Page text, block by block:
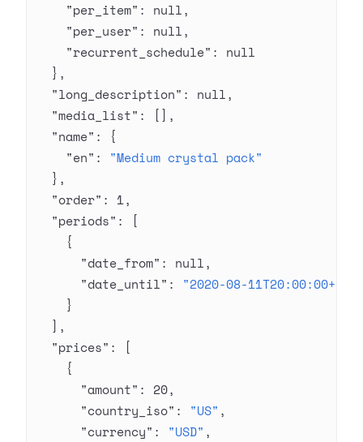
    "per_item"
: null,
    "per_user"
: null,
    "recurrent_schedule"
: null
  },
  "long_description"
: null,
  "media_list"
: [],
  "name"
: {
    "en"
: "Medium crystal pack"
  },
  "order"
: 1,
  "periods"
: [
    {
      "date_from"
: null,
      "date_until"
: "2020-08-
    }
  ],
  "prices"
: [
    {
      "amount"
: 20,
      "country_iso"
: "US" ,
      "currency"
: "USD" ,